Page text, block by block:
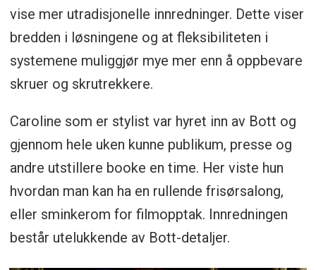
vise mer utradisjonelle innredninger. Dette viser
bredden i løsningene og at fleksibiliteten i
systemene muliggjør mye mer enn å oppbevare
skruer og skrutrekkere.
Caroline som er stylist var hyret inn av Bott og
gjennom hele uken kunne publikum, presse og
andre utstillere booke en time. Her viste hun
hvordan man kan ha en rullende frisørsalong,
eller sminkerom for filmopptak. Innredningen
består utelukkende av Bott-detaljer.